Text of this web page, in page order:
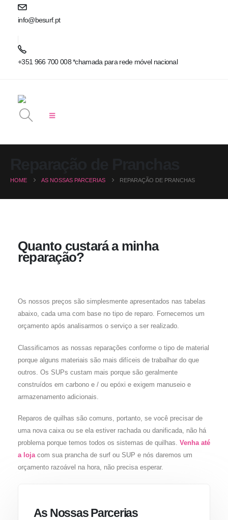
info@besurf.pt
+351 966 700 008 *chamada para rede móvel nacional
HOME AS NOSSAS PARCERIAS REPARAÇÃO DE PRANCHAS
Quanto custará a minha
reparação?
Os nossos preços são simplesmente apresentados nas tabelas
abaixo, cada uma com base no tipo de reparo. Fornecemos um
orçamento após analisarmos o serviço a ser realizado.
Classificamos as nossas reparações conforme o tipo de material
porque alguns materiais são mais difíceis de trabalhar do que
outros. Os SUPs custam mais porque são geralmente
construídos em carbono e / ou epóxi e exigem manuseio e
armazenamento adicionais.
Reparos de quilhas são comuns, portanto, se você precisar de
uma nova caixa ou se ela estiver rachada ou danificada, não há
problema porque temos todos os sistemas de quilhas. Venha até
a lojacom sua prancha de surf ou SUP e nós daremos um
orçamento razoável na hora, não precisa esperar.
As Nossas Parcerias